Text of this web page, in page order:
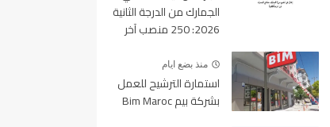
الجمارك من الدرجة الثانية
2026: 250 منصب آخر
2026منذ بضع ايام
استمارة الترشيح للعمل
بشركة بيم Bim Maroc